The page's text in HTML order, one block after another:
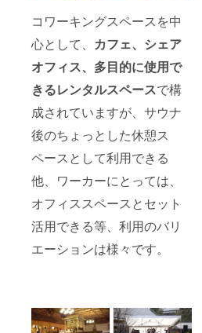
コワーキングスペースを中
心として、 カフェ、シェア
オフィス、多目的に使用で
きるレンタルスペースで構
成されていますが、サウナ
後のちょっとした休憩ス
ペースとして利用できる
他、ワーカーにとっては、
オフィススペースとセット
活用できる等、利用のバリ
エーションは様々です。